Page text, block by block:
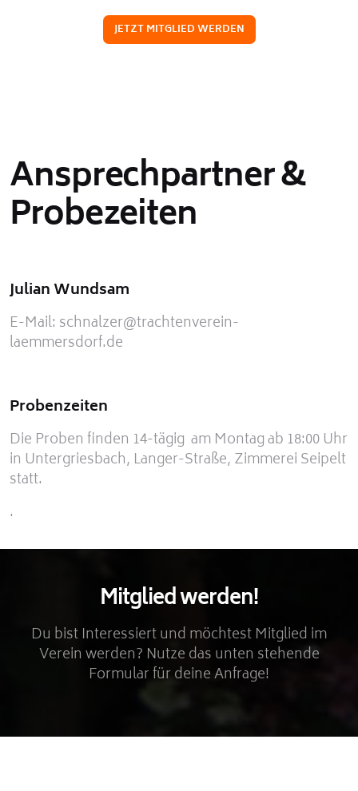
JETZT MITGLIED WERDEN
Ansprechpartner &
Probezeiten
Julian Wundsam
E-Mail: schnalzer@trachtenverein-
laemmersdorf.de
Probenzeiten
Die Proben finden 14-tägig am Montag ab 18:00 Uhr
in Untergriesbach, Langer-Straße, Zimmerei Seipelt
statt.
.
Mitglied werden!
Du bist Interessiert und möchtest Mitglied im
Verein werden? Nutze das unten stehende
Formular für deine Anfrage!